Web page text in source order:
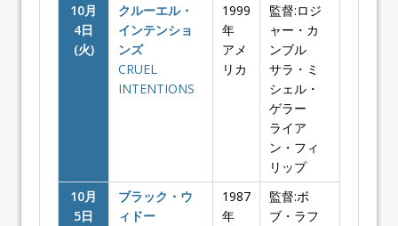
10月
4日
(火)
クルーエル・
インテンショ
ンズ
CRUEL
INTENTIONS
1999
年
アメ
リカ
監督:ロジ
ャー・カ
ンブル
サラ・ミ
シェル・
ゲラー
ライア
ン・フィ
リップ
10月
5日
ブラック・ウ
ィドー
1987
年
監督:ボ
ブ・ラフ